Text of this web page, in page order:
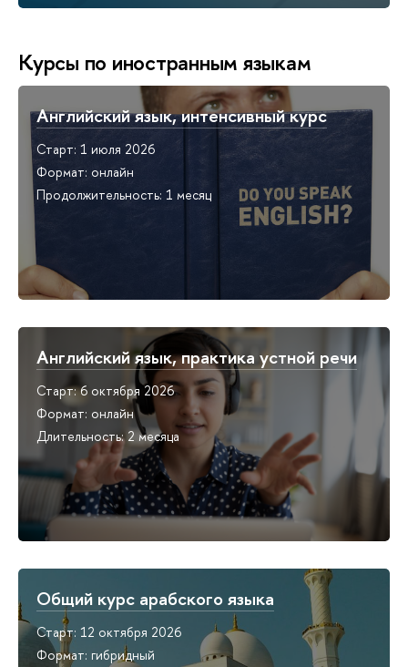
Курсы по иностранным языкам
Английский язык, интенсивный курс
Старт: 1 июля 2026
Формат: онлайн
Продолжительность: 1 месяц
Английский язык, практика устной речи
Старт: 6 октября 2026
Формат: онлайн
Длительность: 2 месяца
Общий курс арабского языка
Старт: 12 октября 2026
Формат: гибридный